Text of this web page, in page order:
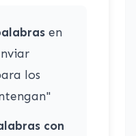
en
los
con